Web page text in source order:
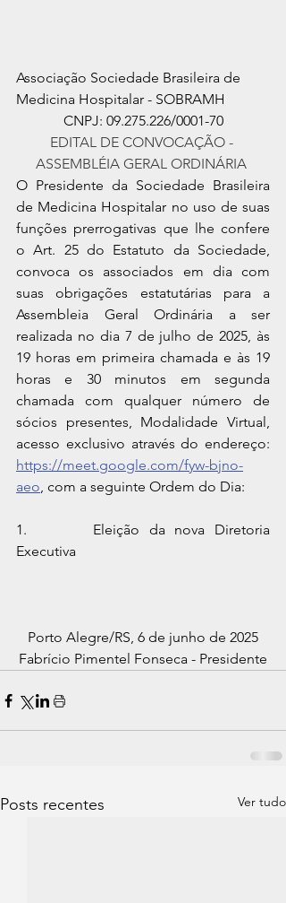
Associação Sociedade Brasileira de
Medicina Hospitalar - SOBRAMH
CNPJ: 09.275.226/0001-70
EDITAL DE CONVOCAÇÃO -
ASSEMBLÉIA GERAL ORDINÁRIA​
O Presidente da Sociedade Brasileira
de Medicina Hospitalar no uso de suas
funções prerrogativas que lhe confere
o Art. 25 do Estatuto da Sociedade,
convoca os associados em dia com
suas obrigações estatutárias para a
Assembleia Geral Ordinária a ser
realizada no dia 7 de julho de 2025, às
19 horas em primeira chamada e às 19
horas e 30 minutos em segunda
chamada com qualquer número de
sócios presentes, Modalidade Virtual,
https://meet.google.com/fyw-bjno-
aeo, com a seguinte Ordem do Dia:
1.       Eleição da nova Diretoria
Executiva
Porto Alegre/RS, 6 de junho de 2025
Fabrício Pimentel Fonseca - Presidente
Posts recentes Ver tudo